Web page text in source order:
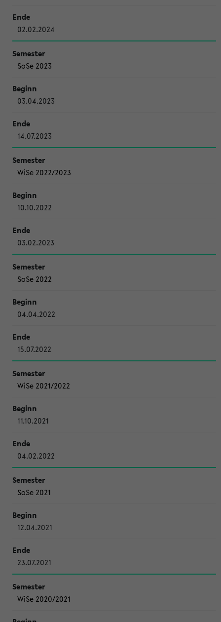
02.02.2024
SoSe 2023
03.04.2023
14.07.2023
WiSe 2022/2023
10.10.2022
03.02.2023
SoSe 2022
04.04.2022
15.07.2022
WiSe 2021/2022
11.10.2021
04.02.2022
SoSe 2021
12.04.2021
23.07.2021
WiSe 2020/2021